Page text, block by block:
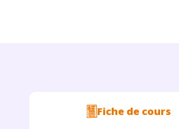
Fiche de cours